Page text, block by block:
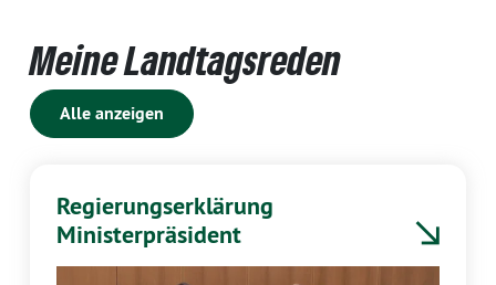
investieren, es fehlen ihnen jedoch oft die nötigen
finanziellen Mittel.
Meine Landtagsreden
Alle anzeigen
Regierungserklärung
Ministerpräsident